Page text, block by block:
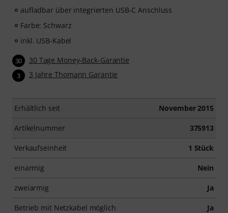
aufladbar über integrierten USB-C Anschluss
Farbe: Schwarz
inkl. USB-Kabel
30 30 Tage Money-Back-Garantie
3 3 Jahre Thomann Garantie
Erhältlich seit November 2015
Artikelnummer 375913
Verkaufseinheit 1 Stück
einarmig Nein
zweiarmig Ja
Betrieb mit Netzkabel möglich Ja